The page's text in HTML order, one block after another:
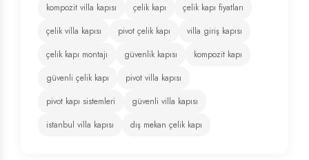
kompozit villa kapısı
çelik kapı
çelik kapı fiyatları
çelik villa kapısı
pivot çelik kapı
villa giriş kapısı
çelik kapı montajı
güvenlik kapısı
kompozit kapı
güvenli çelik kapı
pivot villa kapısı
pivot kapı sistemleri
güvenli villa kapısı
istanbul villa kapısı
dış mekan çelik kapı